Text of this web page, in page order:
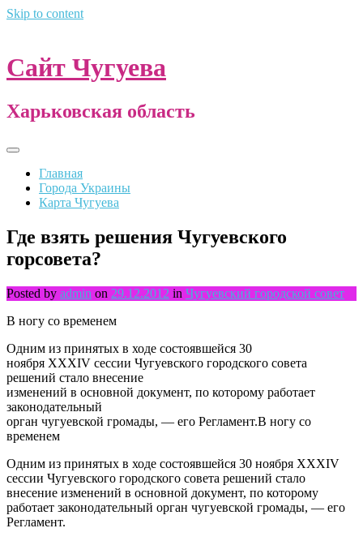
Skip to content
Сайт Чугуева
Харьковская область
Главная
Города Украины
Карта Чугуева
Где взять решения Чугуевского
горсовета?
Posted by admin on 29.12.2012 in Чугуевский городской совет
В ногу со временем
Одним из принятых в ходе состоявшейся 30
ноября XXXIV сессии Чугуевского городского совета
решений стало внесение
изменений в основной документ, по которому работает
законодательный
орган чугуевской громады, — его Регламент.В ногу со
временем
Одним из принятых в ходе состоявшейся 30 ноября XXXIV
сессии Чугуевского городского совета решений стало
внесение изменений в основной документ, по которому
работает законодательный орган чугуевской громады, — его
Регламент.